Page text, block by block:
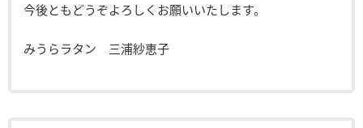
今後ともどうぞよろしくお願いいたします。
みうらラタン 三浦紗恵子